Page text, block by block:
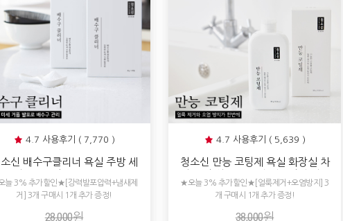
4.7 사용후기 ( 7,770 )
신 배수구클리너 욕실 주방 세
수구 청소 클리너
늘 3% 추가할인★[강력발포압력+냄새제
거] 3개 구매시 1개 추가 증정!
28,000원
4.7 사용후기 ( 5,639 )
청소신 만능 코팅제 욕실 화장실 차
제거 오염 예방 방지
★오늘 3% 추가할인★[얼룩제거+오염방지] 3
개 구매시 1개 추가 증정!
38,000원